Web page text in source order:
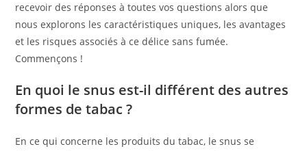
recevoir des réponses à toutes vos questions alors que
nous explorons les caractéristiques uniques, les avantages
et les risques associés à ce délice sans fumée.
Commençons !
En quoi le snus est-il différent des autres
formes de tabac ?
En ce qui concerne les produits du tabac, le snus se